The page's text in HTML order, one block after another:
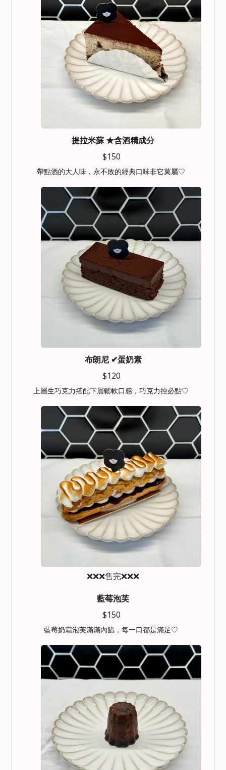
提拉米蘇★含酒精成分
$150
帶點酒的大人味，永不敗的經典口味非它莫屬♡
布朗尼✔︎蛋奶素
$120
上層生巧克力搭配下層鬆軟口感，巧克力控必點♡
❌❌❌售完❌❌❌
藍莓泡芙
$150
藍莓奶霜泡芙滿滿內餡，每一口都是滿足♡